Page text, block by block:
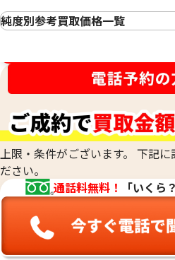
24金 (K24) カレンダー 新星工業
3.5g
104,100円
純度別参考買取価格一覧
22金（K22）の買取
21.6金(K21.6)の買取
20金（K20）の買取
18金(K18)の買取
14金（K14）の買取
12金（K12）の買取
10金（K10）の買取
9金（K9）の買取
上限・条件がございます。 下記
ださい。
通話料無料！
「いくら